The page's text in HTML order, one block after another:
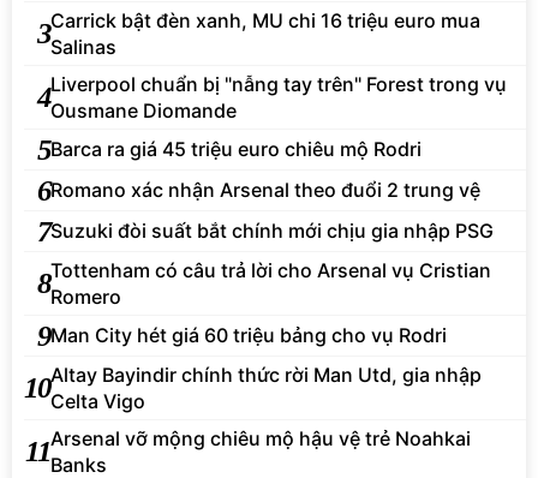
3Carrick bật đèn xanh, MU chi 16 triệu euro mua
Salinas
4Liverpool chuẩn bị "nẫng tay trên" Forest trong vụ
Ousmane Diomande
5Barca ra giá 45 triệu euro chiêu mộ Rodri
6Romano xác nhận Arsenal theo đuổi 2 trung vệ
7Suzuki đòi suất bắt chính mới chịu gia nhập PSG
8Tottenham có câu trả lời cho Arsenal vụ Cristian
Romero
9Man City hét giá 60 triệu bảng cho vụ Rodri
10Altay Bayindir chính thức rời Man Utd, gia nhập
Celta Vigo
11Arsenal vỡ mộng chiêu mộ hậu vệ trẻ Noahkai
Banks